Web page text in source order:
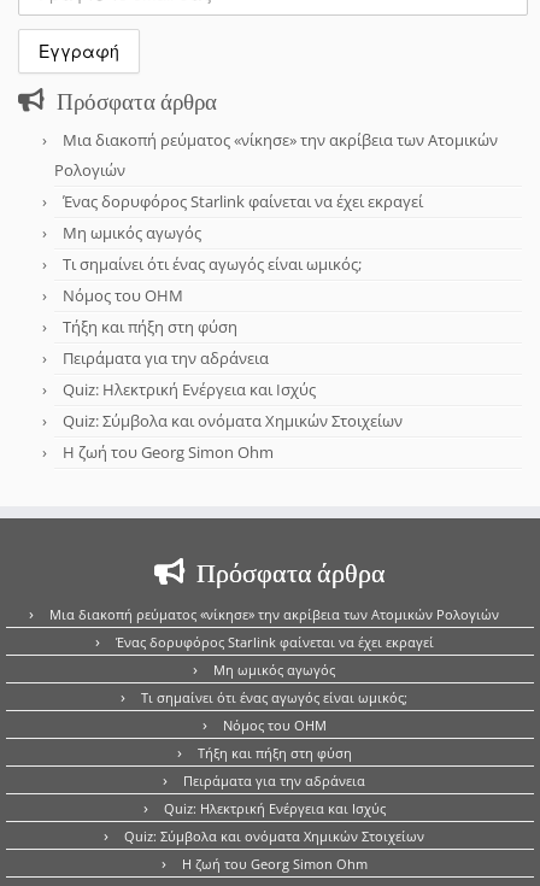
Πρόσφατα άρθρα
Μια διακοπή ρεύματος «νίκησε» την ακρίβεια των Ατομικών
Ρολογιών
Ένας δορυφόρος Starlink φαίνεται να έχει εκραγεί
Μη ωμικός αγωγός
Τι σημαίνει ότι ένας αγωγός είναι ωμικός;
Νόμος του OHM
Τήξη και πήξη στη φύση
Πειράματα για την αδράνεια
Quiz: Ηλεκτρική Ενέργεια και Ισχύς
Quiz: Σύμβολα και ονόματα Χημικών Στοιχείων
Η ζωή του Georg Simon Ohm
Πρόσφατα άρθρα
Μια διακοπή ρεύματος «νίκησε» την ακρίβεια των Ατομικών Ρολογιών
Ένας δορυφόρος Starlink φαίνεται να έχει εκραγεί
Μη ωμικός αγωγός
Τι σημαίνει ότι ένας αγωγός είναι ωμικός;
Νόμος του OHM
Τήξη και πήξη στη φύση
Πειράματα για την αδράνεια
Quiz: Ηλεκτρική Ενέργεια και Ισχύς
Quiz: Σύμβολα και ονόματα Χημικών Στοιχείων
Η ζωή του Georg Simon Ohm